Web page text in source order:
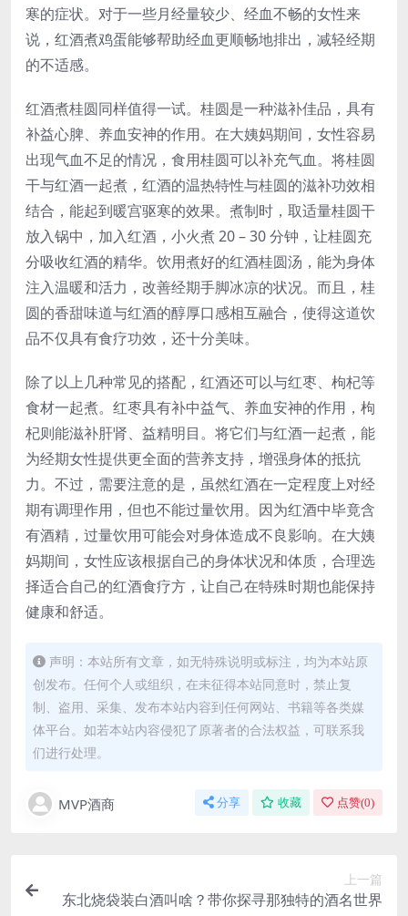
寒的症状。对于一些月经量较少、经血不畅的女性来
说，红酒煮鸡蛋能够帮助经血更顺畅地排出，减轻经期
的不适感。
红酒煮桂圆同样值得一试。桂圆是一种滋补佳品，具有
补益心脾、养血安神的作用。在大姨妈期间，女性容易
出现气血不足的情况，食用桂圆可以补充气血。将桂圆
干与红酒一起煮，红酒的温热特性与桂圆的滋补功效相
结合，能起到暖宫驱寒的效果。煮制时，取适量桂圆干
放入锅中，加入红酒，小火煮 20 – 30 分钟，让桂圆充
分吸收红酒的精华。饮用煮好的红酒桂圆汤，能为身体
注入温暖和活力，改善经期手脚冰凉的状况。而且，桂
圆的香甜味道与红酒的醇厚口感相互融合，使得这道饮
品不仅具有食疗功效，还十分美味。
除了以上几种常见的搭配，红酒还可以与红枣、枸杞等
食材一起煮。红枣具有补中益气、养血安神的作用，枸
杞则能滋补肝肾、益精明目。将它们与红酒一起煮，能
为经期女性提供更全面的营养支持，增强身体的抵抗
力。不过，需要注意的是，虽然红酒在一定程度上对经
期有调理作用，但也不能过量饮用。因为红酒中毕竟含
有酒精，过量饮用可能会对身体造成不良影响。在大姨
妈期间，女性应该根据自己的身体状况和体质，合理选
择适合自己的红酒食疗方，让自己在特殊时期也能保持
健康和舒适。
声明：本站所有文章，如无特殊说明或标注，均为本站原
创发布。任何个人或组织，在未征得本站同意时，禁止复
制、盗用、采集、发布本站内容到任何网站、书籍等各类媒
体平台。如若本站内容侵犯了原著者的合法权益，可联系我
们进行处理。
MVP酒商 分享 收藏 点赞(0)
上一篇
东北烧袋装白酒叫啥？带你探寻那独特的酒名世界